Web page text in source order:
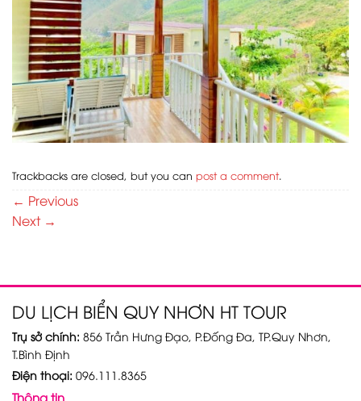
Trackbacks are closed, but you can post a comment.
← Previous
Next →
DU LỊCH BIỂN QUY NHƠN HT TOUR
Trụ sở chính: 856 Trần Hưng Đạo, P.Đống Đa, TP.Quy Nhơn,
T.Bình Định
Điện thoại: 096.111.8365
Thông tin